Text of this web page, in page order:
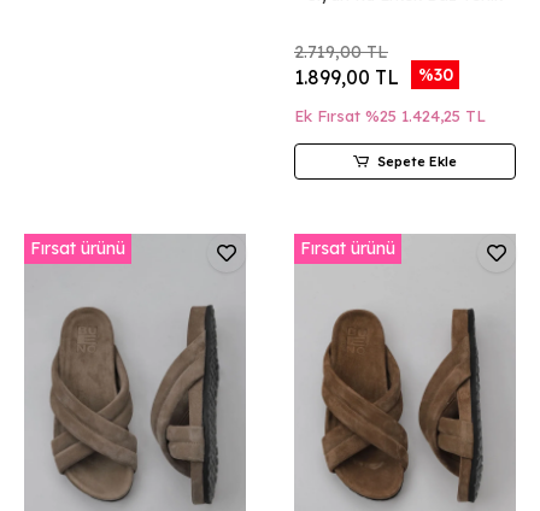
2.719,00 TL
1.899,00 TL %30
Ek Fırsat %25 1.424,25 TL
Sepete Ekle
Fırsat ürünü Fırsat ürünü